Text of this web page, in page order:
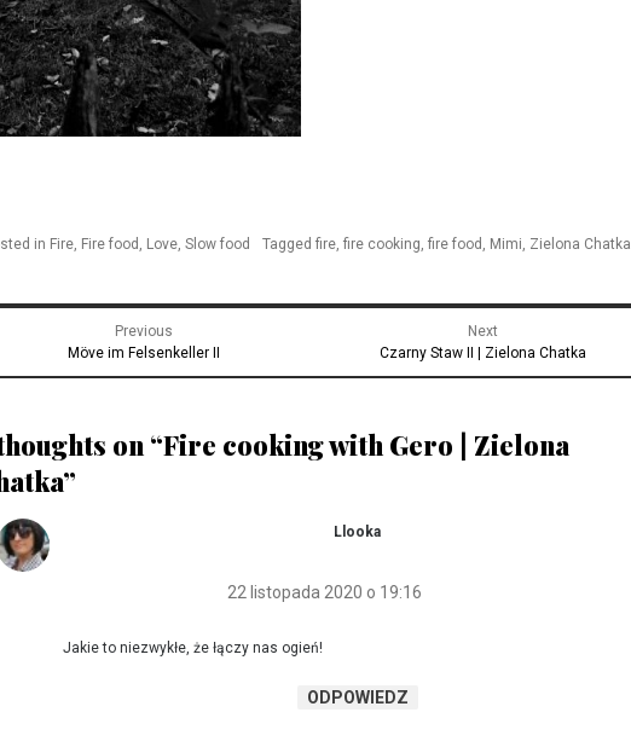
in Fire, Fire food , Love, Slow food Tagged fire, fire cooking, fire food , Mimi, Zielona Chatka
Previous
Previous
post:
Möve im Felsenkeller II
Next
Next
post:
Czarny Staw II | Zielona Chatka
on “Fire cooking with Gero | Zielona
”
Llooka
22 listopada 2020 o 19:16
Jakie to niezwykłe, że łączy nas ogień!
ODPOWIEDZ